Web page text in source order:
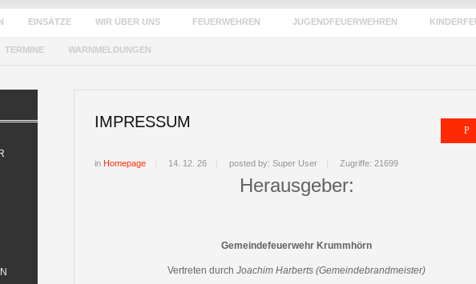
EINSÄTZE WIR ÜBER UNS FEUERWEHREN JUGENDFEUERWEHREN
TERMINE WARNMELDUNGEN
IMPRESSUM
in Homepage 14. 12. 26 posted by: Super User Zugriffe: 21699
Herausgeber:
Gemeindefeuerwehr Krummhörn
Vertreten durch Joachim Harberts (Gemeindebrandmeister)